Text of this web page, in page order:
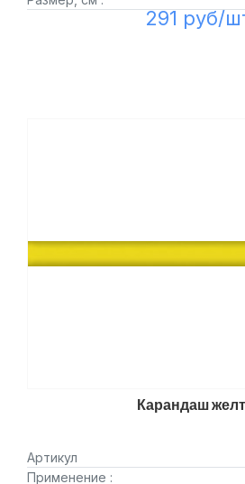
291 руб/
Карандаш
Артикул
Применение :